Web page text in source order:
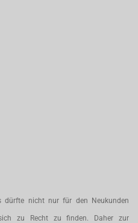
dürfte nicht nur für den Neukunden
zu Recht zu finden. Daher zur